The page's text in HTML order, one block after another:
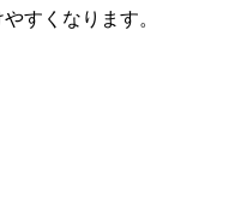
すくなります。